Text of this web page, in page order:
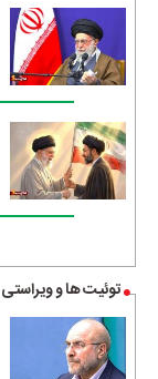
توئیت ها و